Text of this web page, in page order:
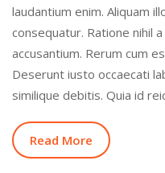
laudantium enim. Aliquam
consequatur. Ratione nihil
accusantium. Rerum cum
Deserunt iusto occaecati
similique debitis. Quia id
Read More